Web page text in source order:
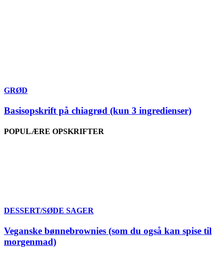
GRØD
Basisopskrift på chiagrød (kun 3 ingredienser)
POPULÆRE OPSKRIFTER
DESSERT/SØDE SAGER
Veganske bønnebrownies (som du også kan spise til
morgenmad)